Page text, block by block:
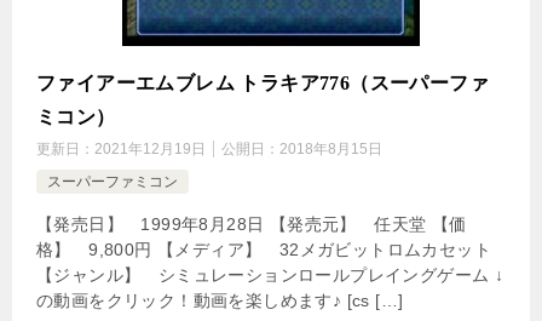
ファイアーエムブレム トラキア776（スーパーファ
ミコン）
更新日： 2021年12月19日 公開日： 2018年8月15日
スーパーファミコン
【発売日】 1999年8月28日 【発売元】 任天堂 【価
格】 9,800円 【メディア】 32メガビットロムカセット
【ジャンル】 シミュレーションロールプレイングゲーム ↓
の動画をクリック！動画を楽しめます♪ [cs […]